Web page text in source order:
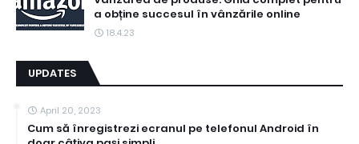
a obține succesul în vânzările online
18.4.23
UPDATES
April 20, 2023
Cum să înregistrezi ecranul pe telefonul Android în